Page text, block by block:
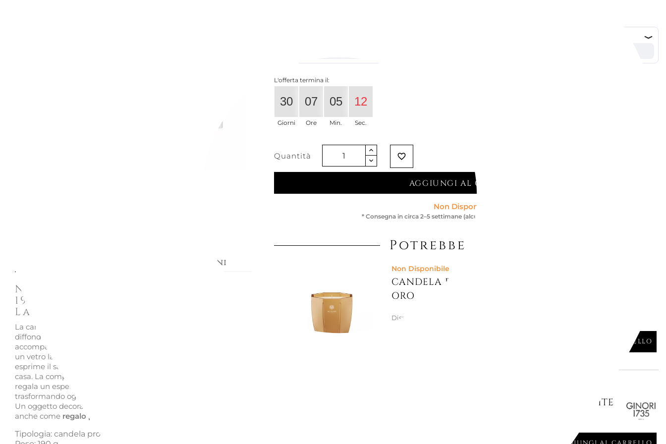
Richiedi informazioni
Noir Premier Plume Blanche
1901 Scented Candle 190 g -
Lalique
La candela profumata Noir Premier Plume Blanche 1901 Lalique
diffonde un aura
accompagnare e amplificare l omonima fragranza. Racchiusa in
un vetro laccato oro, con cera bianca raffinata, questa creazione
esprime il savoir faire Lalique nel mondo della profumeria per la
casa. La composizione firmata dal naso Karine Dubreuil-Sereni
regala un esperienza sensoriale delicata e sofisticata,
trasformando ogni ambiente in uno spazio intimo e ricercato.
Un oggetto decorativo e olfattivo di grande prestigio, ideale
anche come regalo perfetto
Tipologia: candela profumata
L'offerta termina il:
30
Giorni
07
Ore
05
Min.
12
Sec.
Quantità favorite_border
AGGIUNGI AL CARRELLO
Non Disponibile *
* Consegna in circa 2–5 settimane (alcuni brand richiedono più tempo)
Potrebbe piacerti
Non Disponibile
CANDELA PROFUMATA OUD NOBILE, VASO
ORO
Disponibile in più misure
AGGIUNGI AL CARRELLO
PORTA CANDELA - IL SEGUACE PURE WHITE